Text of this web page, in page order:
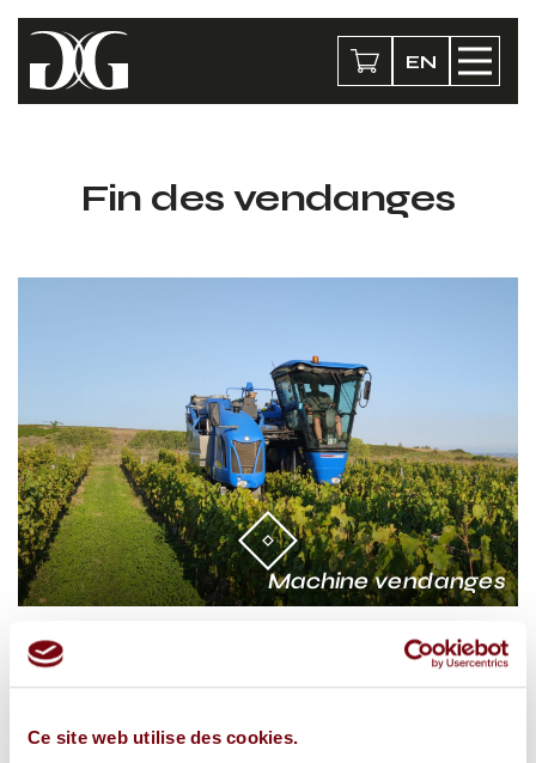
Ce site web utilise des cookies.
EN
Fin des vendanges
Machine vendanges
La récole de nos raisins s’est terminée hier soir